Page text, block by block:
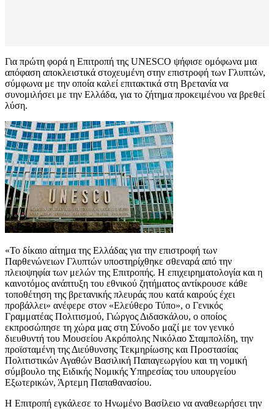
Για πρώτη φορά η Επιτροπή της UNESCO ψήφισε ομόφωνα μια
απόφαση αποκλειστικά στοχευμένη στην επιστροφή των Γλυπτών,
σύμφωνα με την οποία καλεί επιτακτικά στη Βρετανία να
συνομιλήσει με την Ελλάδα, για το ζήτημα προκειμένου να βρεθεί
λύση.
«Το δίκαιο αίτημα της Ελλάδας για την επιστροφή των
Παρθενώνειων Γλυπτών υποστηρίχθηκε σθεναρά από την
πλειοψηφία των μελών της Επιτροπής. Η επιχειρηματολογία και η
καινοτόμος ανάπτυξη του εθνικού ζητήματος αντίκρουσε κάθε
τοποθέτηση της βρετανικής πλευράς που κατά καιρούς έχει
προβάλλει» ανέφερε στον «Ελεύθερο Τύπο», ο Γενικός
Γραμματέας Πολιτισμού, Γιώργος Διδασκάλου, ο οποίος
εκπροσώπησε τη χώρα μας στη Σύνοδο μαζί με τον γενικό
διευθυντή του Μουσείου Ακρόπολης Νικόλαο Σταμπολίδη, την
προϊσταμένη της Διεύθυνσης Τεκμηρίωσης και Προστασίας
Πολιτιστικών Αγαθών Βασιλική Παπαγεωργίου και τη νομική
σύμβουλο της Ειδικής Νομικής Υπηρεσίας του υπουργείου
Εξωτερικών, Άρτεμη Παπαθανασίου.
Η Επιτροπή εγκάλεσε το Ηνωμένο Βασίλειο να αναθεωρήσει την